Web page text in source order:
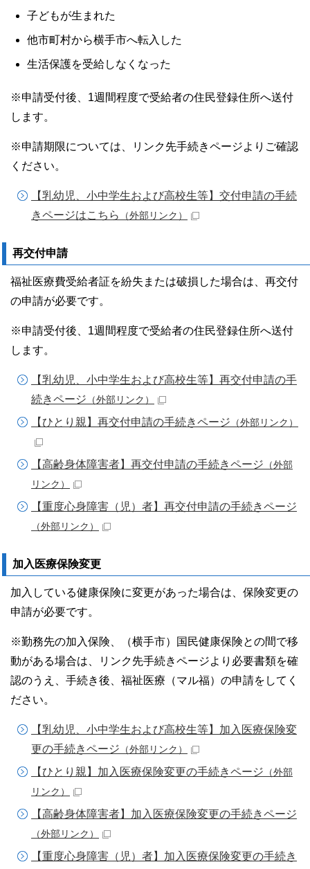
子どもが生まれた
他市町村から横手市へ転入した
生活保護を受給しなくなった
※申請受付後、1週間程度で受給者の住民登録住所へ送付
します。
※申請期限については、リンク先手続きページよりご確認
ください。
【乳幼児、小中学生および高校生等】交付申請の手続
きページはこちら
（外部リンク）
再交付申請
福祉医療費受給者証を紛失または破損した場合は、再交付
の申請が必要です。
※申請受付後、1週間程度で受給者の住民登録住所へ送付
します。
【乳幼児、小中学生および高校生等】再交付申請の手
続きページ （外部リンク）
【ひとり親】再交付申請の手続きページ （外部リンク）
【高齢身体障害者】再交付申請の手続きページ （外部
リンク）
【重度心身障害（児）者】再交付申請の手続きページ
（外部リンク）
加入医療保険変更
加入している健康保険に変更があった場合は、保険変更の
申請が必要です。
※勤務先の加入保険、（横手市）国民健康保険との間で移
動がある場合は、リンク先手続きページより必要書類を確
認のうえ、手続き後、福祉医療（マル福）の申請をしてく
ださい。
【乳幼児、小中学生および高校生等】加入医療保険変
更の手続きページ （外部リンク）
【ひとり親】加入医療保険変更の手続きページ （外部
リンク）
【高齢身体障害者】加入医療保険変更の手続きページ
（外部リンク）
【重度心身障害（児）者】加入医療保険変更の手続き